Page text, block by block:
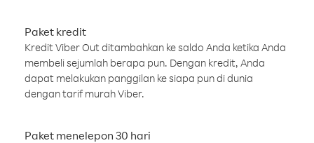
Paket kredit
Kredit Viber Out ditambahkan ke saldo Anda ketika Anda
membeli sejumlah berapa pun. Dengan kredit, Anda
dapat melakukan panggilan ke siapa pun di dunia
dengan tarif murah Viber.
Paket menelepon 30 hari